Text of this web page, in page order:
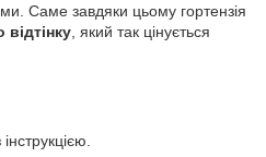
Саме завдяки цьому гортензія
, який так цінується